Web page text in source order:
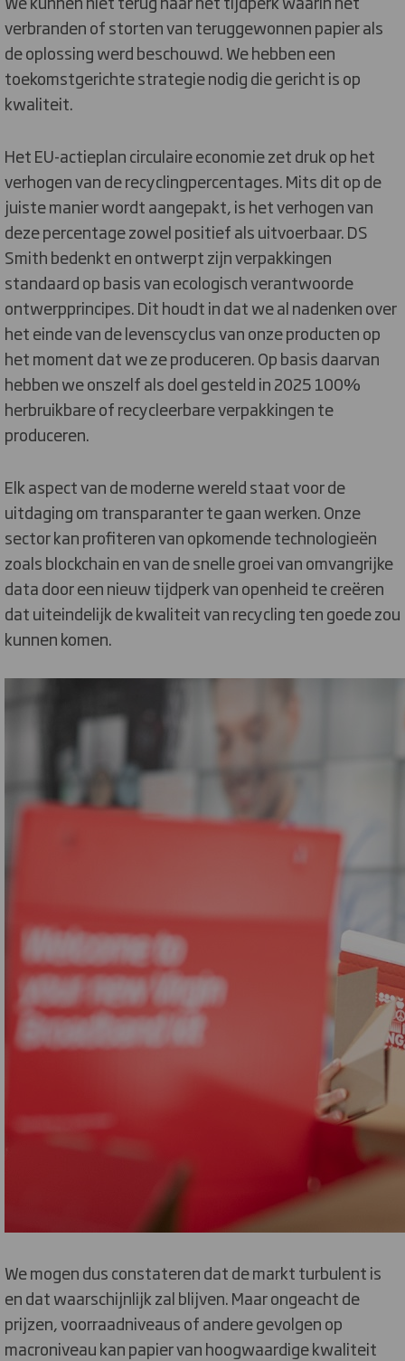
verbranden of storten van teruggewonnen papier als
de oplossing werd beschouwd. We hebben een
toekomstgerichte strategie nodig die gericht is op
kwaliteit.
Het EU-actieplan circulaire economie zet druk op het
verhogen van de recyclingpercentages. Mits dit op de
juiste manier wordt aangepakt, is het verhogen van
deze percentage zowel positief als uitvoerbaar. DS
Smith bedenkt en ontwerpt zijn verpakkingen
standaard op basis van ecologisch verantwoorde
ontwerpprincipes. Dit houdt in dat we al nadenken over
het einde van de levenscyclus van onze producten op
het moment dat we ze produceren. Op basis daarvan
hebben we onszelf als doel gesteld in 2025 100%
herbruikbare of recycleerbare verpakkingen te
produceren.
Elk aspect van de moderne wereld staat voor de
uitdaging om transparanter te gaan werken. Onze
sector kan profiteren van opkomende technologieën
zoals blockchain en van de snelle groei van omvangrijke
data door een nieuw tijdperk van openheid te creëren
dat uiteindelijk de kwaliteit van recycling ten goede zou
kunnen komen.
We mogen dus constateren dat de markt turbulent is
en dat waarschijnlijk zal blijven. Maar ongeacht de
prijzen, voorraadniveaus of andere gevolgen op
macroniveau kan papier van hoogwaardige kwaliteit